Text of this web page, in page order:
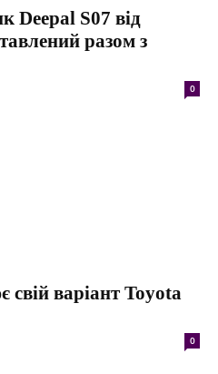
Deepal S07 від
разом з
0
свій варіант Toyota
0